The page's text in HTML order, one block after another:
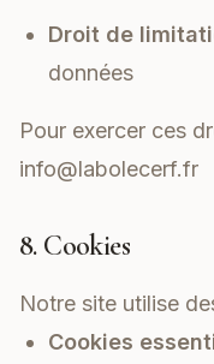
Droit de
données
Pour exercer ces
info@labolecerf.fr
8. Cookies
Notre site utilise
Cookies